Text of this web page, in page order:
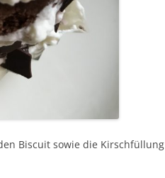
Biscuit sowie die Kirschfüllung